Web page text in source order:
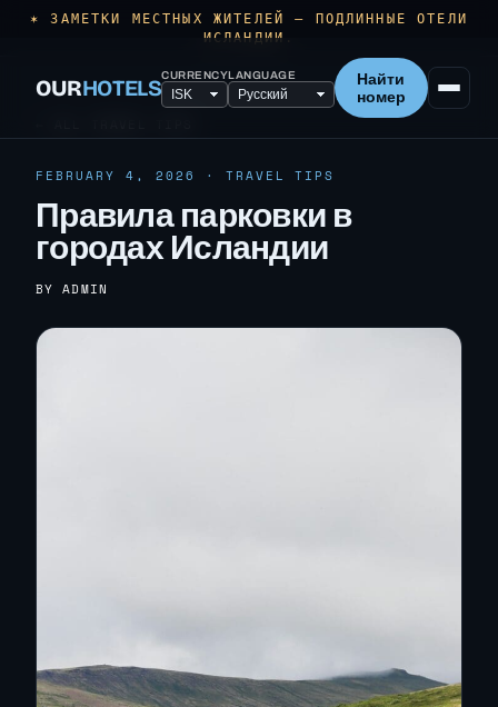
✶ ЗАМЕТКИ МЕСТНЫХ ЖИТЕЛЕЙ — ПОДЛИННЫЕ ОТЕЛИ
ИСЛАНДИИ.
OURHOTELSCURRENCYLANGUAGE
Найти
номер
FEBRUARY 4, 2026 · TRAVEL TIPS
Правила парковки в
городах Исландии
BY ADMIN